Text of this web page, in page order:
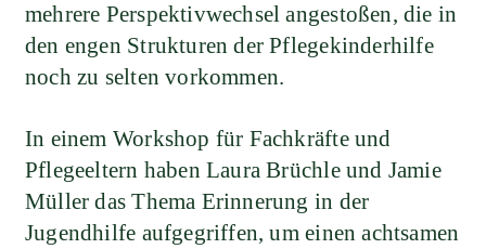
mehrere Perspektivwechsel angestoßen, die in
den engen Strukturen der Pflegekinderhilfe
noch zu selten vorkommen.
In einem Workshop für Fachkräfte und
Pflegeeltern haben Laura Brüchle und Jamie
Müller das Thema Erinnerung in der
Jugendhilfe aufgegriffen, um einen achtsamen